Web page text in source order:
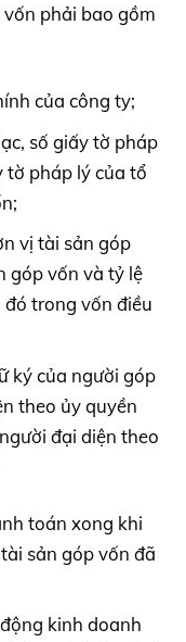
phải bao gồm
của công ty;
số giấy tờ pháp
tờ pháp lý của tổ
vị tài sản góp
góp vốn và tỷ lệ
trong vốn điều
ký của người góp
theo ủy quyền
đại diện theo
toán xong khi
sản góp vốn đã
kinh doanh